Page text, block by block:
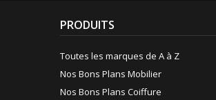
PRODUITS
Toutes les marques de A à Z
Nos Bons Plans Mobilier
Nos Bons Plans Coiffure